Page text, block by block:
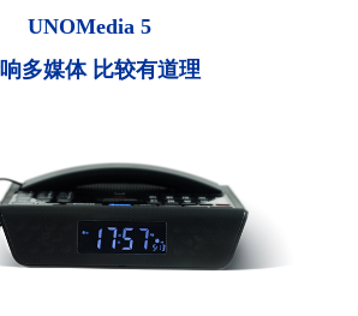
UNOMedia 5
多媒体 比较有道理